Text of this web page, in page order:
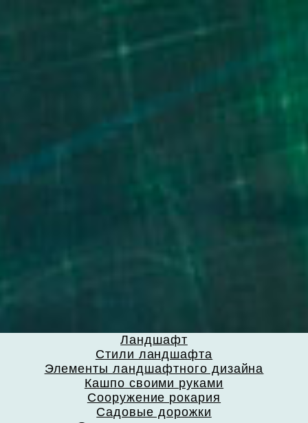
Ландшафт
Стили ландшафта
Элементы ландшафтного дизайна
Кашпо своими руками
Сооружение рокария
Садовые дорожки